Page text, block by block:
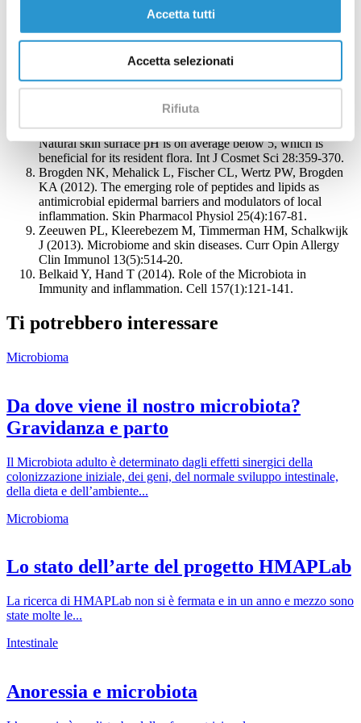
Accetta tutti
Accetta selezionati
Rifiuta
Noble WC (2004). Staphylococci on the skin. In The Skin
Cambridge University Press: London, UK, 2004; pp. 135-
novel method to control the balance of skin microflora: Part 1.
antibiotics. J Dermatol Sci 38, 197-205.
Lambers H, Piessens S, Bloem A, Pronk H, Finkel P (2006).
Natural skin surface pH is on average below 5, which is
beneficial for its resident flora. Int J Cosmet Sci 28:359-370.
Brogden NK, Mehalick L, Fischer CL, Wertz PW, Brogden
KA (2012). The emerging role of peptides and lipids as
antimicrobial epidermal barriers and modulators of local
inflammation. Skin Pharmacol Physiol 25(4):167-81.
Zeeuwen PL, Kleerebezem M, Timmerman HM, Schalkwijk
J (2013). Microbiome and skin diseases. Curr Opin Allergy
Clin Immunol 13(5):514-20.
Belkaid Y, Hand T (2014). Role of the Microbiota in
Immunity and inflammation. Cell 157(1):121-141.
Ti potrebbero interessare
Microbioma
Da dove viene il nostro microbiota?
Gravidanza e parto
Il Microbiota adulto è determinato dagli effetti sinergici della
colonizzazione iniziale, dei geni, del normale sviluppo intestinale,
della dieta e dell’ambiente...
Microbioma
Lo stato dell’arte del progetto HMAPLab
La ricerca di HMAPLab non si è fermata e in un anno e mezzo sono
state molte le...
Intestinale
Anoressia e microbiota